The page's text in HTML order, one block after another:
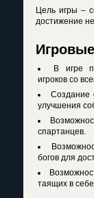
Цель игры –
достижение
В игре
игроков со
Создание
улучшения
спартанцев.
богов для
таящих в